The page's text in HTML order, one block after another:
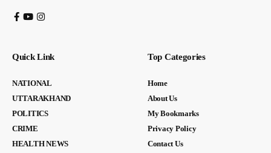
Quick Link
NATIONAL
UTTARAKHAND
POLITICS
CRIME
HEALTH NEWS
Top Categories
Home
About Us
My Bookmarks
Privacy Policy
Contact Us